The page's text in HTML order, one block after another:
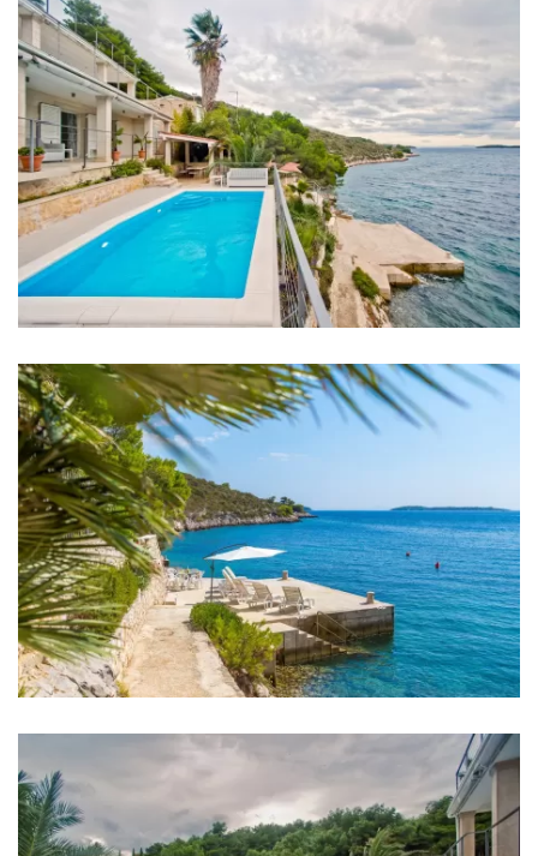
Trgovina: 3 km
Supermarket: 4 km
Banka: 4 km
Bankomat: 4 km
Autobusna stanica: 4 km
Autobusni kolodvor: 4 km
Trajektna luka: 20 km
Zračna luka: Hvar Airport 60 km
Sobe
Soba 1: Bračni krevet: 1
Soba 2: Bračni krevet: 1
Soba 3: Bračni krevet: 1